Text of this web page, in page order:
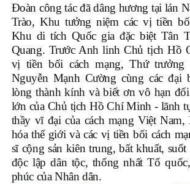
Đoàn công tác đã dâng hương tại lán
Trào, Khu tưởng niệm các vị tiền
Khu di tích Quốc gia đặc biệt Tân
Quang. Trước Anh linh Chủ tịch Hồ
vị tiền bối cách mạng, Thứ trưởng
Nguyễn Mạnh Cường cùng các đại
lòng thành kính và biết ơn vô hạn
lớn của Chủ tịch Hồ Chí Minh - lãnh
thầy vĩ đại của cách mạng Việt Nam,
hóa thế giới và các vị tiền bối cách
sĩ cộng sản kiên trung, bất khuất,
độc lập dân tộc, thống nhất Tổ
phúc của Nhân dân.